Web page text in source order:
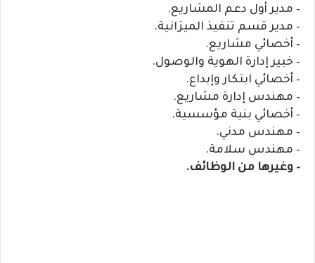
– مدير أول دعم المشاريع.
– مدير قسم تنفيذ الميزانية.
– أخصائي مشاريع.
– خبير إدارة الهوية والوصول.
– أخصائي ابتكار وإبداع.
– مهندس إدارة مشاريع.
– أخصائي بنية مؤسسية.
– مهندس مدني.
– مهندس سلامة.
– وغيرها من الوظائف.